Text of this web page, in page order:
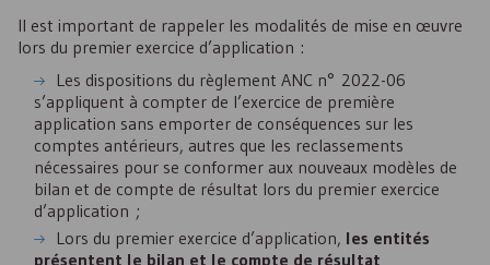
Il est important de rappeler les modalités de mise en œuvre
lors du premier exercice d’application :
Les dispositions du règlement ANC n° 2022-06
s’appliquent à compter de l’exercice de première
application sans emporter de conséquences sur les
comptes antérieurs, autres que les reclassements
nécessaires pour se conformer aux nouveaux modèles de
bilan et de compte de résultat lors du premier exercice
d’application ;
Lors du premier exercice d’application, les entités
présentent le bilan et le compte de résultat